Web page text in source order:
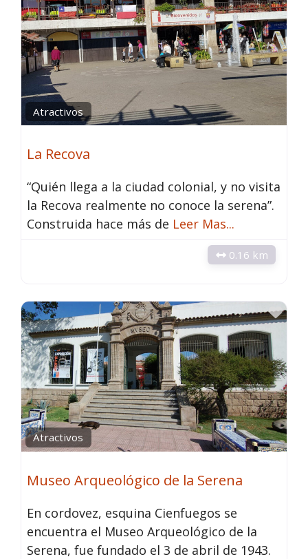
Atractivos
La Recova
“Quién llega a la ciudad colonial, y no visita
la Recova realmente no conoce la serena”.
Construida hace más de Leer Mas...
0.16 km
Atractivos
Museo Arqueológico de la Serena
En cordovez, esquina Cienfuegos se
encuentra el Museo Arqueológico de la
Serena, fue fundado el 3 de abril de 1943.